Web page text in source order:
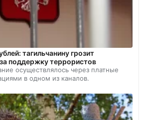
тагильчанину грозит
поддержку террористов
осуществлялось через платные
в одном из каналов.